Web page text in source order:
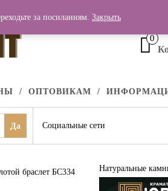
0
ОПТОВИКАМ
Да Социальные сети
браслет БС334 Натуральные
за посиланням. Закрыть